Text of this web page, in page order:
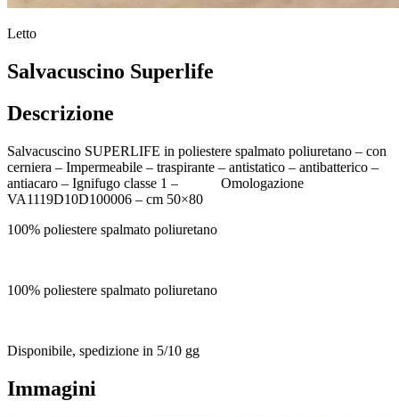
Letto
Salvacuscino Superlife
Descrizione
Salvacuscino SUPERLIFE in poliestere spalmato poliuretano – con
cerniera – Impermeabile – traspirante – antistatico – antibatterico –
antiacaro – Ignifugo classe 1 – Omologazione
VA1119D10D100006 – cm 50×80
100% poliestere spalmato poliuretano
100% poliestere spalmato poliuretano
Disponibile, spedizione in 5/10 gg
Immagini